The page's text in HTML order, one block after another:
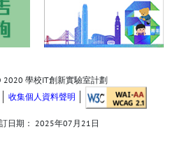
學校IT創新實驗室計劃
收集個人資料聲明
日期： 2025年07月21日